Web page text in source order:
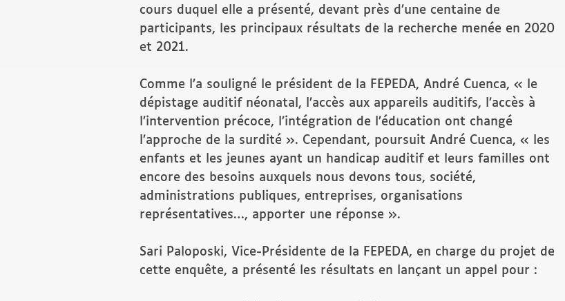
cours duquel elle a présenté, devant près d’une centaine de
participants, les principaux résultats de la recherche menée en 2020
et 2021.
Comme l’a souligné le président de la FEPEDA, André Cuenca, « le
dépistage auditif néonatal, l’accès aux appareils auditifs, l’accès à
l’intervention précoce, l’intégration de l’éducation ont changé
l’approche de la surdité ». Cependant, poursuit André Cuenca, « les
enfants et les jeunes ayant un handicap auditif et leurs familles ont
encore des besoins auxquels nous devons tous, société,
administrations publiques, entreprises, organisations
représentatives…, apporter une réponse ».
Sari Paloposki, Vice-Présidente de la FEPEDA, en charge du projet de
cette enquête, a présenté les résultats en lançant un appel pour :